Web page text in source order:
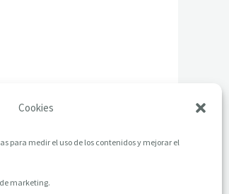
Cookies
para medir el uso de los contenidos y mejorar el
marketing.